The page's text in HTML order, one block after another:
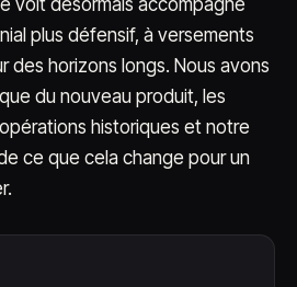
voit désormais accompagné
plus défensif, à versements
des horizons longs. Nous avons
du nouveau produit, les
historiques et notre
ce que cela change pour un